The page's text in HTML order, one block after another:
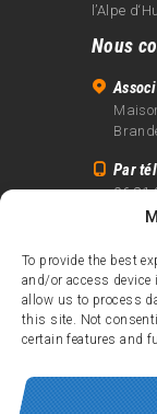
To provide the best
and/or access device
allow us to process
this site. Not
certain features and
l’Alpe
Nous
Par
06 81